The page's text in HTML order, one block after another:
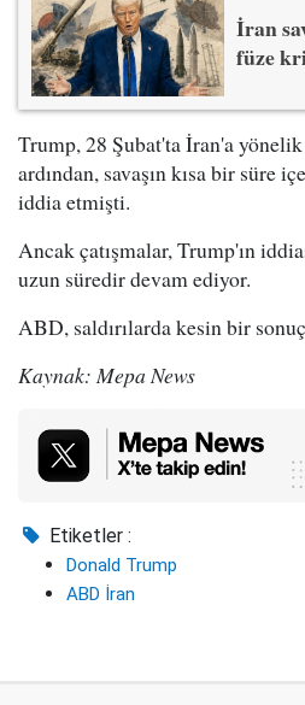
İran
füze
Trump, 28 Şubat'ta İran'a yönelik
ardından, savaşın kısa bir süre
iddia etmişti.
Ancak çatışmalar, Trump'ın
uzun süredir devam ediyor.
ABD, saldırılarda kesin bir
Kaynak: Mepa News
Etiketler :
Donald Trump
ABD İran